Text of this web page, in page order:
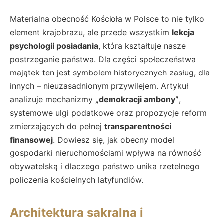
Materialna obecność Kościoła w Polsce to nie tylko
element krajobrazu, ale przede wszystkim lekcja
psychologii posiadania, która kształtuje nasze
postrzeganie państwa. Dla części społeczeństwa
majątek ten jest symbolem historycznych zasług, dla
innych – nieuzasadnionym przywilejem. Artykuł
analizuje mechanizmy „demokracji ambony”,
systemowe ulgi podatkowe oraz propozycje reform
zmierzających do pełnej transparentności
finansowej. Dowiesz się, jak obecny model
gospodarki nieruchomościami wpływa na równość
obywatelską i dlaczego państwo unika rzetelnego
policzenia kościelnych latyfundiów.
Architektura sakralna i